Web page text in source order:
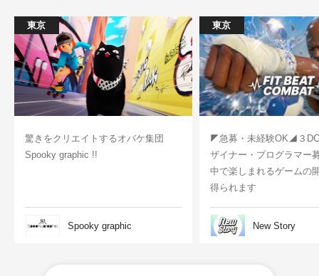
東京
驚きをクリエイトするオバケ集団
Spooky graphic !!
Spooky graphic
東京
◤急募・未経験OK◢３
ザイナー・プログラマー
中で楽しまれるゲームの
得られます
New Story